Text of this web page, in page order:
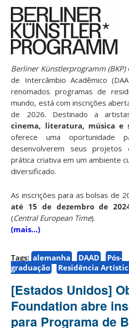
Berliner Künstlerprogramm (BKP)
de Intercâmbio Acadêmico
renomados programas de
mundo, está com inscrições
de 2026. Destinado a
cinema, literatura, música e
oferece uma oportunidade
desenvolverem seus projetos
prática criativa em um ambiente
diversificado.
As inscrições para as bolsas de
até 15 de dezembro de
(Central European Time).
(mais…)
Tags: alemanha DAAD
Pós-
graduação
Residência
[Estados Unidos]
Foundation abre
para Programa de